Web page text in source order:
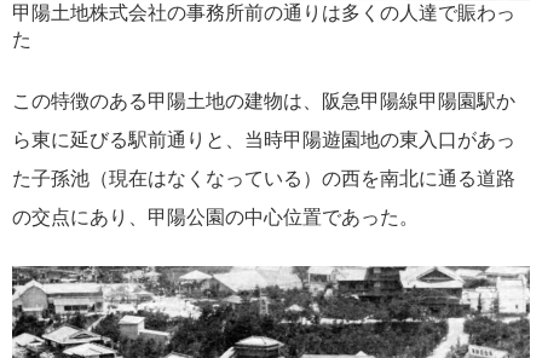
甲陽土地株式会社の事務所前の通りは多くの人達で賑わっ
た
この特徴のある甲陽土地の建物は、阪急甲陽線甲陽園駅か
ら東に延びる駅前通りと、当時甲陽遊園地の東入口があっ
た子孫池（現在はなくなっている）の西を南北に通る道路
の交点にあり、甲陽公園の中心位置であった。